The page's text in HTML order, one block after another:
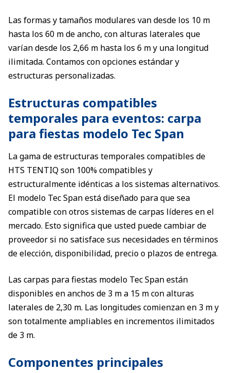
Las formas y tamaños modulares van desde los 10 m
hasta los 60 m de ancho, con alturas laterales que
varían desde los 2,66 m hasta los 6 m y una longitud
ilimitada. Contamos con opciones estándar y
estructuras personalizadas.
Estructuras compatibles
temporales para eventos: carpa
para fiestas modelo Tec Span
La gama de estructuras temporales compatibles de
HTS TENTIQ son 100% compatibles y
estructuralmente idénticas a los sistemas alternativos.
El modelo Tec Span está diseñado para que sea
compatible con otros sistemas de carpas líderes en el
mercado. Esto significa que usted puede cambiar de
proveedor si no satisface sus necesidades en términos
de elección, disponibilidad, precio o plazos de entrega.
Las carpas para fiestas modelo Tec Span están
disponibles en anchos de 3 m a 15 m con alturas
laterales de 2,30 m. Las longitudes comienzan en 3 m y
son totalmente ampliables en incrementos ilimitados
de 3 m.
Componentes principales